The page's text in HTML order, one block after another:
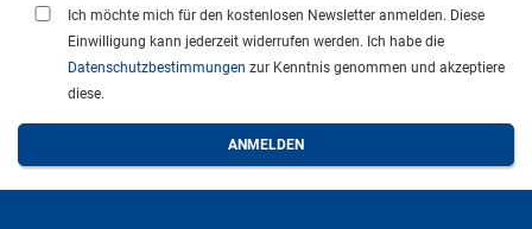
Ich möchte mich für den kostenlosen Newsletter anmelden. Diese
Einwilligung kann jederzeit widerrufen werden. Ich habe die
Datenschutzbestimmungen zur Kenntnis genommen und akzeptiere
diese.